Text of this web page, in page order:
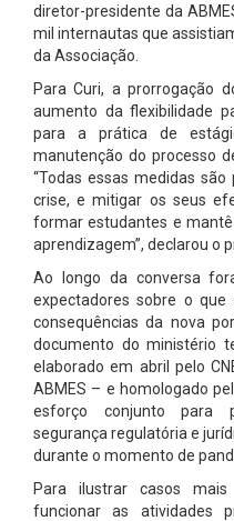
diretor-presidente da
mil internautas que
da Associação.
Para Curi, a prorrogação
aumento da flexibilidade
para a prática de
manutenção do processo
“Todas essas medidas
crise, e mitigar os seus
formar estudantes e
aprendizagem”, declarou o
Ao longo da conversa
expectadores sobre o
consequências da nova
documento do ministério
elaborado em abril pelo
ABMES – e homologado
esforço conjunto para
segurança regulatória e
durante o momento de
Para ilustrar casos
funcionar as atividades